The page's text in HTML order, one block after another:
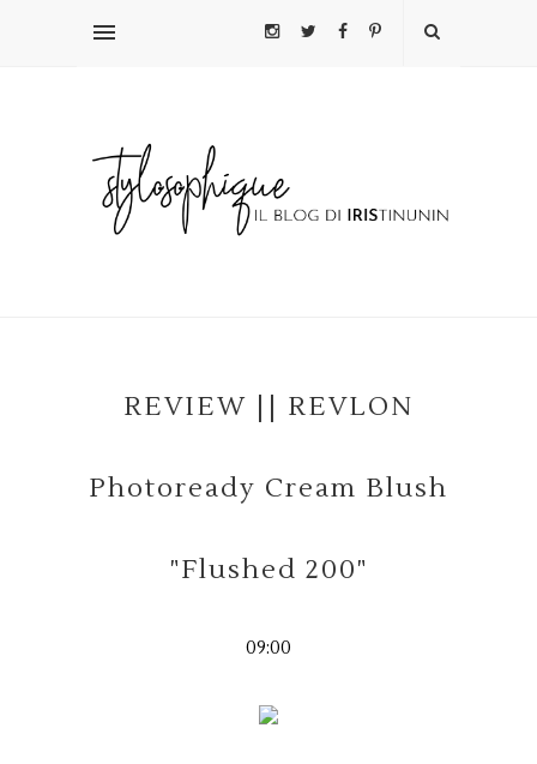
REVIEW || REVLON
Photoready Cream Blush
"Flushed 200"
09:00